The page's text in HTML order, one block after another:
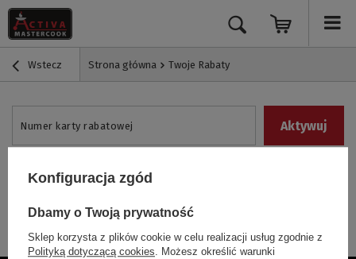
Wstecz Strona główna Twoje Rabaty
Numer karty rabatowej Aktywuj
Numer kodu rabatowego
Konfiguracja zgód
Dbamy o Twoją prywatność
Sklep korzysta z plików cookie w celu realizacji usług zgodnie z
Polityką dotyczącą cookies. Możesz określić warunki